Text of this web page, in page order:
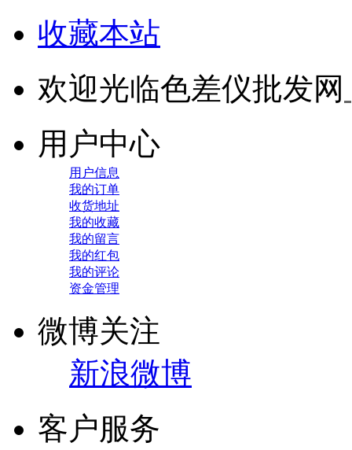
收藏本站
欢迎光临色差仪批发网
用户中心
用户信息
我的订单
收货地址
我的收藏
我的留言
我的红包
我的评论
资金管理
微博关注
新浪微博
客户服务